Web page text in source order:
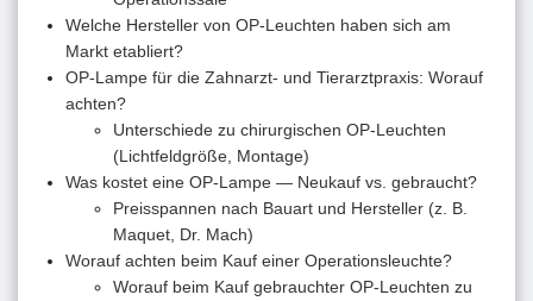
Welche Hersteller von OP-Leuchten haben sich am
Markt etabliert?
OP-Lampe für die Zahnarzt- und Tierarztpraxis: Worauf
achten?
Unterschiede zu chirurgischen OP-Leuchten
(Lichtfeldgröße, Montage)
Was kostet eine OP-Lampe — Neukauf vs. gebraucht?
Preisspannen nach Bauart und Hersteller (z. B.
Maquet, Dr. Mach)
Worauf achten beim Kauf einer Operationsleuchte?
Worauf beim Kauf gebrauchter OP-Leuchten zu